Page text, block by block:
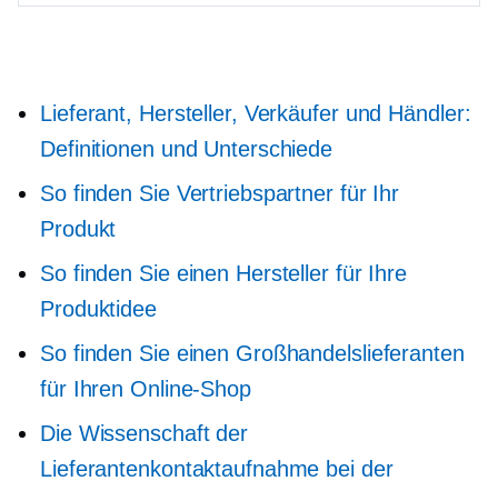
Lieferant, Hersteller, Verkäufer und Händler:
Definitionen und Unterschiede
So finden Sie Vertriebspartner für Ihr
Produkt
So finden Sie einen Hersteller für Ihre
Produktidee
So finden Sie einen Großhandelslieferanten
für Ihren Online-Shop
Die Wissenschaft der
Lieferantenkontaktaufnahme bei der